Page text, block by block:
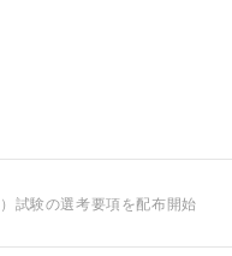
試験の選考要項を配布開始